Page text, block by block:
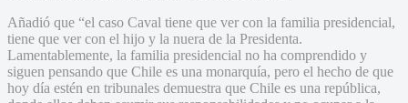
Añadió que “el caso Caval tiene que ver con la familia presidencial,
tiene que ver con el hijo y la nuera de la Presidenta.
Lamentablemente, la familia presidencial no ha comprendido y
siguen pensando que Chile es una monarquía, pero el hecho de que
hoy día estén en tribunales demuestra que Chile es una república,